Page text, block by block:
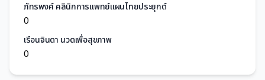
ภัทรพงศ์ คลินิกการแพทย์แผนไทยประยุกต์
0
เรือนจินดา นวดเพื่อสุขภาพ
0